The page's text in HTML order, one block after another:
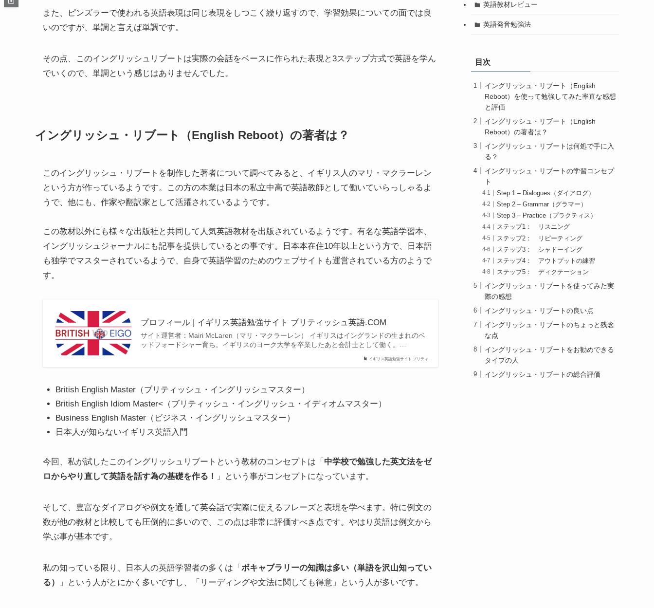
また、ピンズラーで使われる英語表現は同じ表現をしつこく繰り返すので、学習効果についての面では良
いのですが、単調と言えば単調です。
その点、このイングリッシュリブートは実際の会話をベースに作られた表現と3ステップ方式で英語を学ん
でいくので、単調という感じはありませんでした。
イングリッシュ・リブート（English Reboot）の著者は？
このイングリッシュ・リブートを制作した著者について調べてみると、イギリス人のマリ・マクラーレン
という方が作っているようです。この方の本業は日本の私立中高で英語教師として働いていらっしゃるよ
うで、他にも、作家や翻訳家として活躍されているようです。
この教材以外にも様々な出版社と共同して人気英語教材を出版されているようです。有名な英語学習本、
イングリッシュジャーナルにも記事を提供しているとの事です。日本本在住10年以上という方で、日本語
も独学でマスターされているようで、自身で英語学習のためのウェブサイトも運営されている方のようで
す。
イギリス英語勉強サイト ブリティ…
プロフィール | イギリス英語勉強サイト ブリティッシュ英語.COM
サイト運営者：Mairi McLaren（マリ・マクラーレン） イギリスはイングランドの生まれのベ
ッドフォードシャー育ち。イギリスのヨーク大学を卒業したあと会計士として働く。…
British English Master（ブリティッシュ・イングリッシュマスター）
British English Idiom Master<（ブリティッシュ・イングリッシュ・イディオムマスター）
Business English Master（ビジネス・イングリッシュマスター）
日本人が知らないイギリス英語入門
今回、私が試したこのイングリッシュリブートという教材のコンセプトは「 中学校で勉強した英文法をゼ
ロからやり直して英語を話す為の基礎を作る！
」という事がコンセプトになっています。
そして、豊富なダイアログや例文を通して英会話で実際に使えるフレーズと表現を学べます。特に例文の
数が他の教材と比較しても圧倒的に多いので、この点は非常に評価すべき点です。やはり英語は例文から
学ぶ事が基本です。
私の知っている限り、日本人の英語学習者の多くは「 ボキャブラリーの知識は多い（単語を沢山知ってい
る）
」という人がとにかく多いですし、「リーディングや文法に関しても得意」という人が多いです。
英語教材レビュー
英語発音勉強法
目次
イングリッシュ・リブート（English
Reboot）を使って勉強してみた率直な感想
と評価
イングリッシュ・リブート（English
Reboot）の著者は？
イングリッシュ・リブートは何処で手に入
る？
イングリッシュ・リブートの学習コンセプ
ト
Step 1 – Dialogues（ダイアログ）
Step 2 – Grammar（グラマー）
Step 3 – Practice（プラクティス）
ステップ1： リスニング
ステップ2： リピーティング
ステップ3： シャドーイング
ステップ4： アウトプットの練習
ステップ5： ディクテーション
イングリッシュ・リブートを使ってみた実
際の感想
イングリッシュ・リブートの良い点
イングリッシュ・リブートのちょっと残念
な点
イングリッシュ・リブートをお勧めできる
タイプの人
イングリッシュ・リブートの総合評価